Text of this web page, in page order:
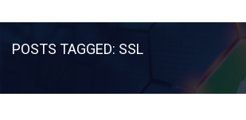
POSTS TAGGED: SSL